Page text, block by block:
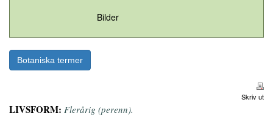
Bilder
Botaniska termer
Skriv ut
LIVSFORM: Flerårig (perenn).